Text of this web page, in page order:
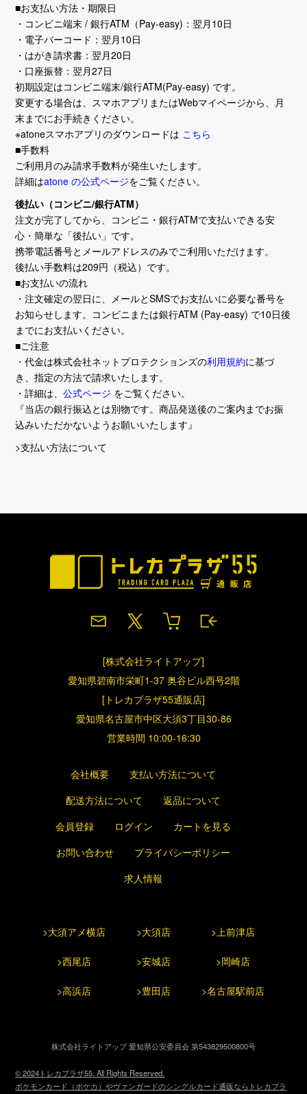
■お支払い方法・期限日
・コンビニ端末 / 銀行ATM（Pay-easy)：翌月10日
・電子バーコード：翌月10日
・はがき請求書：翌月20日
・口座振替：翌月27日
初期設定はコンビニ端末/銀行ATM(Pay-easy) です。
変更する場合は、スマホアプリまたはWebマイページから、月
末までにお手続きください。
※atoneスマホアプリのダウンロードは こちら
■手数料
ご利用月のみ請求手数料が発生いたします。
詳細はatone の公式ページをご覧ください。
後払い（コンビニ/銀行ATM）
注文が完了してから、コンビニ・銀行ATMで支払いできる安
心・簡単な「後払い」です。
携帯電話番号とメールアドレスのみでご利用いただけます。
後払い手数料は209円（税込）です。
■お支払いの流れ
・注文確定の翌日に、メールとSMSでお支払いに必要な番号を
お知らせします。コンビニまたは銀行ATM (Pay-easy) で10日後
までにお支払いください。
■ご注意
・代金は株式会社ネットプロテクションズの利用規約に基づ
き、指定の方法で請求いたします。
・詳細は、公式ページ をご覧ください。
『当店の銀行振込とは別物です。商品発送後のご案内までお振
込みいただかないようお願いいたします』
>支払い方法について
[株式会社ライトアップ]
愛知県碧南市栄町1-37 奥谷ビル西号2階
[トレカプラザ55通販店]
愛知県名古屋市中区大須3丁目30-86
営業時間 10:00-16:30
会社概要
支払い方法について
配送方法について
返品について
会員登録
ログイン
カートを見る
お問い合わせ
プライバシーポリシー
求人情報
>大須アメ横店 >大須店 >上前津店
>西尾店 >安城店 >岡崎店
>高浜店 >豊田店 >名古屋駅前店
株式会社ライトアップ 愛知県公安委員会 第543829500800号
© 2024トレカプラザ55. All Rights Reserved.
ポケモンカード（ポケカ）やヴァンガードのシングルカード通販ならトレカプラ